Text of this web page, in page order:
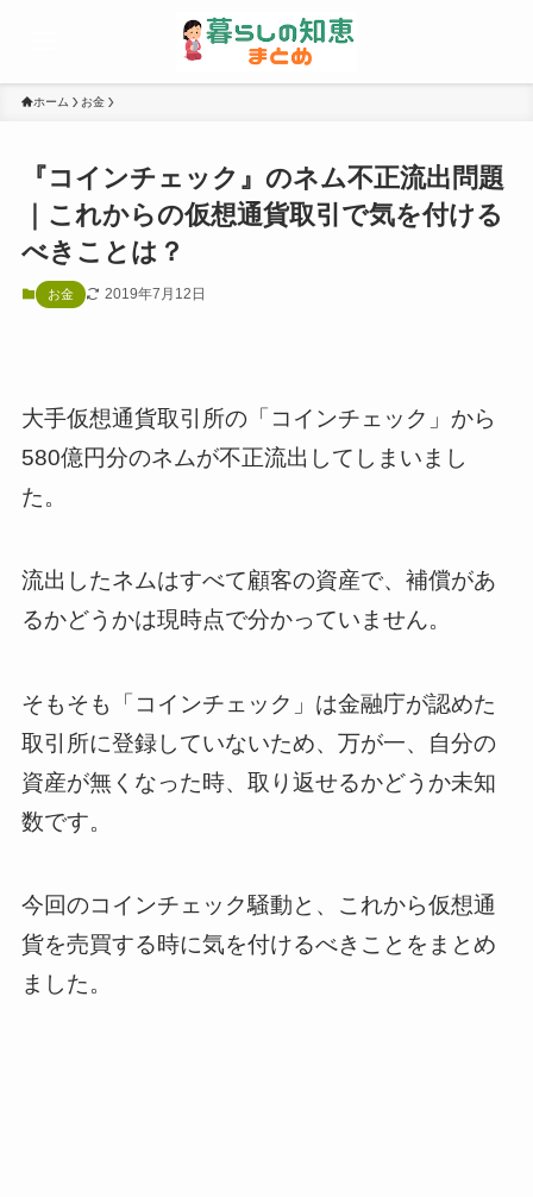
ホーム お金
『コインチェック』のネム不正流出問題
｜これからの仮想通貨取引で気を付ける
べきことは？
お金 2019年7月12日
大手仮想通貨取引所の「コインチェック」から
580億円分のネムが不正流出してしまいまし
た。
流出したネムはすべて顧客の資産で、補償があ
るかどうかは現時点で分かっていません。
そもそも「コインチェック」は金融庁が認めた
取引所に登録していないため、万が一、自分の
資産が無くなった時、取り返せるかどうか未知
数です。
今回のコインチェック騒動と、これから仮想通
貨を売買する時に気を付けるべきことをまとめ
ました。